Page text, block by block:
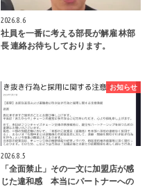
2026.8.6
社員を一番に考える部長が解雇 林部
長 連絡お待ちしております。
お知らせ
2026.8.5
「全面禁止」その一文に加盟店が感
じた違和感 本当にパートナーへの